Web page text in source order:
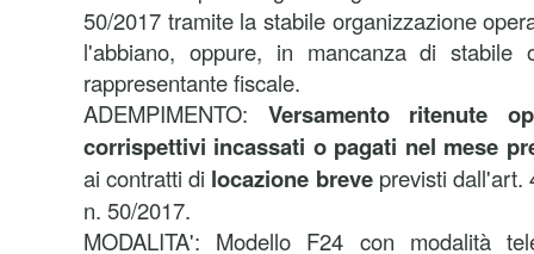
50/2017 tramite la stabile organizzazione
l'abbiano, oppure, in mancanza di stabile
rappresentante fiscale.
ADEMPIMENTO: Versamento ritenute
corrispettivi incassati o pagati nel mese
ai contratti di locazione breveprevisti dall'art.
n. 50/2017.
MODALITA': Modello F24 con modalità